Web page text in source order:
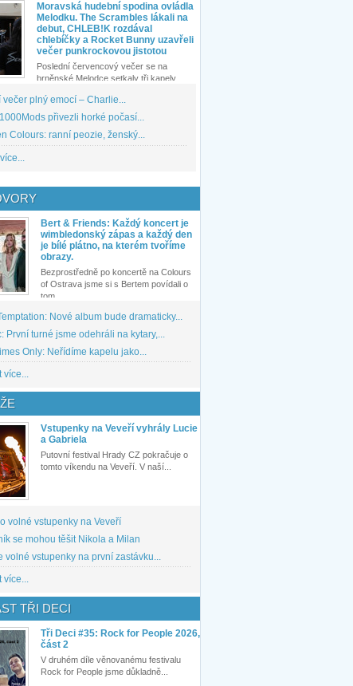
Moravská hudební spodina ovládla
Melodku. The Scrambles lákali na
debut, CHLEB!K rozdával
chlebíčky a Rocket Bunny uzavřeli
večer punkrockovou jistotou
Poslední červencový večer se na
brněnské Melodce setkaly tři kapely...
večer plný emocí – Charlie...
přivezli horké počasí...
Colours: ranní peozie, ženský...
Bert & Friends: Každý koncert je
wimbledonský zápas a každý den
je bílé plátno, na kterém tvoříme
obrazy.
Bezprostředně po koncertě na Colours
of Ostrava jsme si s Bertem povídali o
tom,...
Nové album bude dramaticky...
První turné jsme odehráli na kytary,...
Only: Neřídíme kapelu jako...
více...
Vstupenky na Veveří vyhrály Lucie
a Gabriela
Putovní festival Hrady CZ pokračuje o
tomto víkendu na Veveří. V naší...
volné vstupenky na Veveří
se mohou těšit Nikola a Milan
volné vstupenky na první zastávku...
více...
TŘI DECI
Tři Deci #35: Rock for People 2026,
část 2
V druhém díle věnovanému festivalu
Rock for People jsme důkladně...